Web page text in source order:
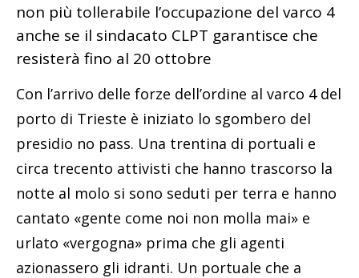
non più tollerabile l’occupazione del varco 4
anche se il sindacato CLPT garantisce che
resisterà fino al 20 ottobre
Con l’arrivo delle forze dell’ordine al varco 4 del
porto di Trieste è iniziato lo sgombero del
presidio no pass. Una trentina di portuali e
circa trecento attivisti che hanno trascorso la
notte al molo si sono seduti per terra e hanno
cantato «gente come noi non molla mai» e
urlato «vergogna» prima che gli agenti
azionassero gli idranti. Un portuale che a